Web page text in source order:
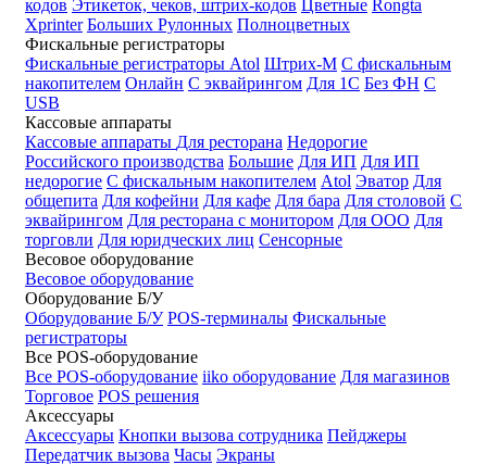
кодов Этикеток, чеков, штрих-кодов Цветные Rongta
Xprinter Больших Рулонных Полноцветных
Фискальные регистраторы
Фискальные регистраторы Atol Штрих-М С фискальным
накопителем Онлайн С эквайрингом Для 1С Без ФН С
USB
Кассовые аппараты
Кассовые аппараты Для ресторана Недорогие
Российского производства Большие Для ИП Для ИП
недорогие С фискальным накопителем Atol Эватор Для
общепита Для кофейни Для кафе Для бара Для столовой С
эквайрингом Для ресторана с монитором Для ООО Для
торговли Для юридческих лиц Сенсорные
Весовое оборудование
Весовое оборудование
Оборудование Б/У
Оборудование Б/У POS-терминалы Фискальные
регистраторы
Все POS-оборудование
Все POS-оборудование iiko оборудование Для магазинов
Торговое POS решения
Аксессуары
Аксессуары Кнопки вызова сотрудника Пейджеры
Передатчик вызова Часы Экраны